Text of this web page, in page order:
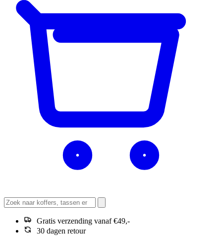
Gratis verzending vanaf €49,-
30 dagen retour